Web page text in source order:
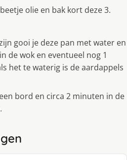
olie en bak kort deze 3.
gooi je deze pan met water en
de wok en eventueel nog 1
het te waterig is de aardappels
bord en circa 2 minuten in de